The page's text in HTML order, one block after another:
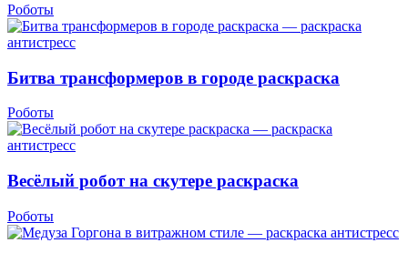
Роботы
Битва трансформеров в городе раскраска
Роботы
Весёлый робот на скутере раскраска
Роботы